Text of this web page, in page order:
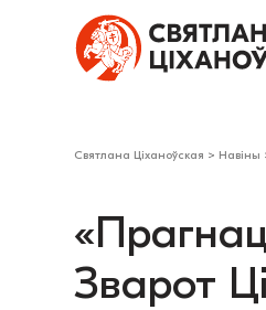
Святлана Ціханоўская > Навіны
Зварот